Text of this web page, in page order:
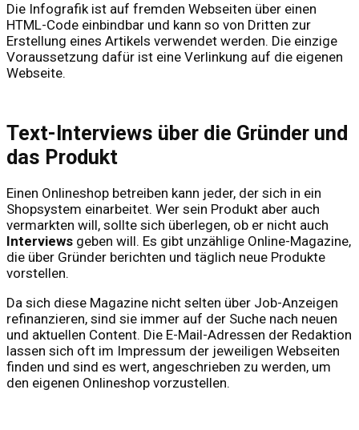
Die Infografik ist auf fremden Webseiten über einen
HTML-Code einbindbar und kann so von Dritten zur
Erstellung eines Artikels verwendet werden. Die einzige
Voraussetzung dafür ist eine Verlinkung auf die eigenen
Webseite.
Text-Interviews über die Gründer und
das Produkt
Einen Onlineshop betreiben kann jeder, der sich in ein
Shopsystem einarbeitet. Wer sein Produkt aber auch
vermarkten will, sollte sich überlegen, ob er nicht auch
Interviews geben will. Es gibt unzählige Online-Magazine,
die über Gründer berichten und täglich neue Produkte
vorstellen.
Da sich diese Magazine nicht selten über Job-Anzeigen
refinanzieren, sind sie immer auf der Suche nach neuen
und aktuellen Content. Die E-Mail-Adressen der Redaktion
lassen sich oft im Impressum der jeweiligen Webseiten
finden und sind es wert, angeschrieben zu werden, um
den eigenen Onlineshop vorzustellen.